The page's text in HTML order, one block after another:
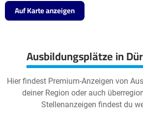
Auf Karte anzeigen
Ausbildungsplätze in
Hier findest Premium-Anzeigen von
deiner Region oder auch
Stellenanzeigen findest du